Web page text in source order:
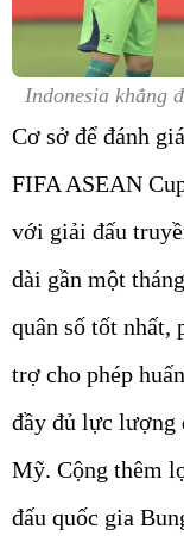
Indonesia khẳng
Cơ sở để đánh
FIFA ASEAN
với giải đấu
dài gần một
quân số tốt nhất,
trợ cho phép
đầy đủ lực lượng
Mỹ. Cộng thêm
đấu quốc gia